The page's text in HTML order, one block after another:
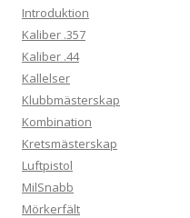
Introduktion
Kaliber .357
Kaliber .44
Kallelser
Klubbmästerskap
Kombination
Kretsmästerskap
Luftpistol
MilSnabb
Mörkerfält